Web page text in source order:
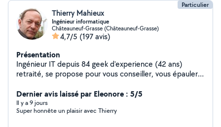
Particulier
Thierry Mahieux
Ingénieur informatique
Châteauneuf-Grasse (Châteauneuf-Grasse)
4,7/5 (197 avis)
Présentation
Ingénieur IT depuis 84 geek d'experience (42 ans)
retraité, se propose pour vous conseiller, vous épauler ,
réseau domestique .Bref vous aider dans toutes les
matières technologiques : informatique , télé
connectée, wifi cpl réseau domestique imprimantes,
Dernier avis laissé par Eleonore : 5/5
Il y a 9 jours
Super honnête un plaisir avec Thierry